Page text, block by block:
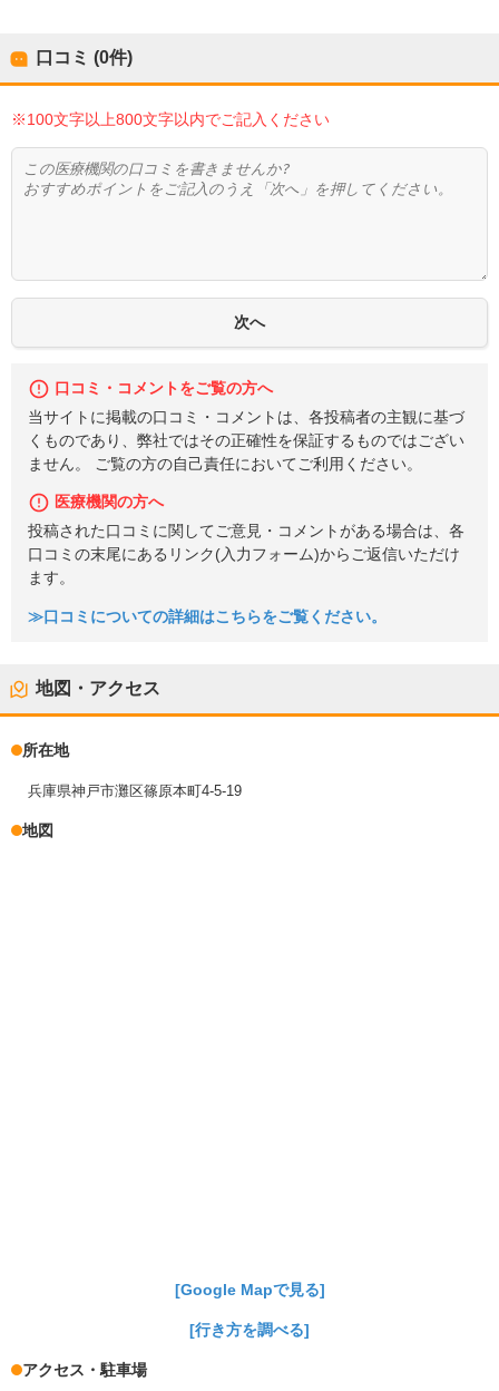
口コミ (0件)
※100文字以上800文字以内でご記入ください
口コミ・コメントをご覧の方へ
当サイトに掲載の口コミ・コメントは、各投稿者の主観に基づ
くものであり、弊社ではその正確性を保証するものではござい
ません。 ご覧の方の自己責任においてご利用ください。
医療機関の方へ
投稿された口コミに関してご意見・コメントがある場合は、各
口コミの末尾にあるリンク(入力フォーム)からご返信いただけ
ます。
≫口コミについての詳細はこちらをご覧ください。
地図・アクセス
所在地
兵庫県神戸市灘区篠原本町4-5-19
地図
[Google Mapで見る]
[行き方を調べる]
アクセス・駐車場